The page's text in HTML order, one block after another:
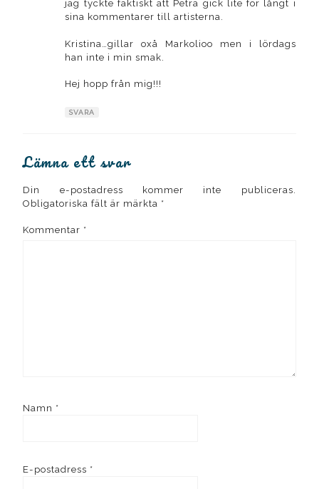
jag tyckte faktiskt att Petra gick lite för långt i
sina kommentarer till artisterna.
Kristina…gillar oxå Markolioo men i lördags
han inte i min smak.
Hej hopp från mig!!!
SVARA
Lämna ett svar
Din e-postadress kommer inte publiceras.
Obligatoriska fält är märkta *
Kommentar *
Namn *
E-postadress *